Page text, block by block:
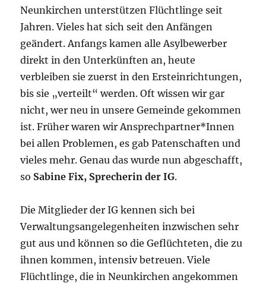
Neunkirchen unterstützen Flüchtlinge seit
Jahren. Vieles hat sich seit den Anfängen
geändert. Anfangs kamen alle Asylbewerber
direkt in den Unterkünften an, heute
verbleiben sie zuerst in den Ersteinrichtungen,
bis sie „verteilt“ werden. Oft wissen wir gar
nicht, wer neu in unsere Gemeinde gekommen
ist. Früher waren wir Ansprechpartner*Innen
bei allen Problemen, es gab Patenschaften und
vieles mehr. Genau das wurde nun abgeschafft,
so Sabine Fix, Sprecherin der IG.
Die Mitglieder der IG kennen sich bei
Verwaltungsangelegenheiten inzwischen sehr
gut aus und können so die Geflüchteten, die zu
ihnen kommen, intensiv betreuen. Viele
Flüchtlinge, die in Neunkirchen angekommen